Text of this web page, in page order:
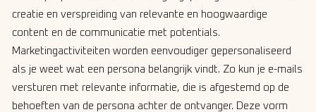
creatie en verspreiding van relevante en hoogwaardige
content en de communicatie met potentials.
Marketingactiviteiten worden eenvoudiger gepersonaliseerd
als je weet wat een persona belangrijk vindt. Zo kun je e-mails
versturen met relevante informatie, die is afgestemd op de
behoeften van de persona achter de ontvanger. Deze vorm